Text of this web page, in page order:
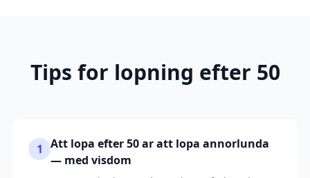
Tips for lopning efter 50
1 Att lopa efter 50 ar att lopa annorlunda
— med visdom